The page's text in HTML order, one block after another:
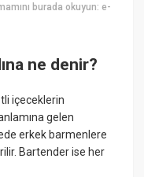
burada okuyun: e-
ne denir?
içeceklerin
gelen
erkek barmenlere
Bartender ise her